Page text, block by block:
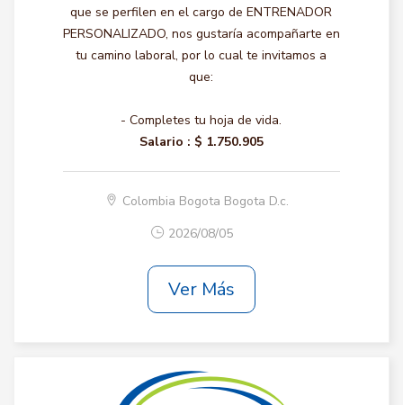
que se perfilen en el cargo de ENTRENADOR
PERSONALIZADO, nos gustaría acompañarte en
tu camino laboral, por lo cual te invitamos a
que:
- Completes tu hoja de vida.
Salario : $ 1.750.905
Colombia Bogota Bogota D.c.
2026/08/05
Ver Más